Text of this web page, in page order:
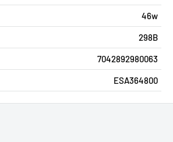
46w
298B
7042892980063
ESA364800